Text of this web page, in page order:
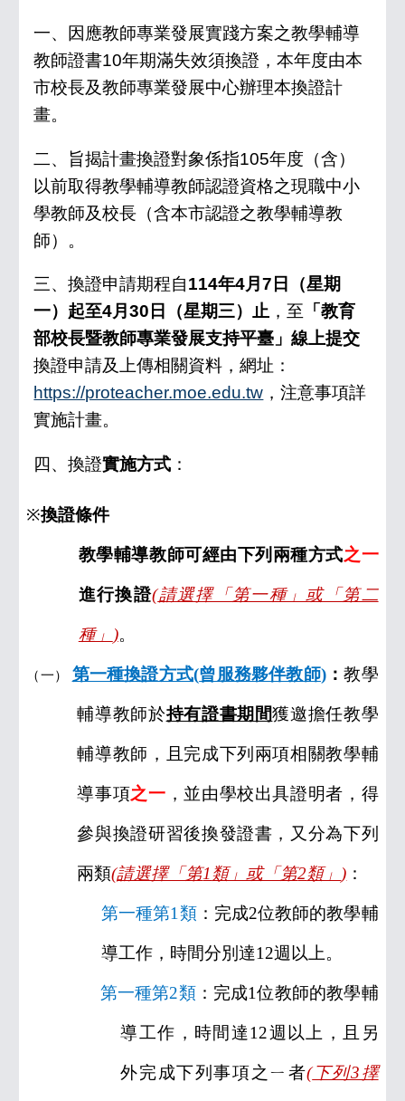
一、因應教師專業發展實踐方案之教學輔導
教師證書10年期滿失效須換證，本年度由本
市校長及教師專業發展中心辦理本換證計
畫。
二、 旨揭計畫換證對象係指105年度（含）
以前取得教學輔導教師認證資格之現職中小
學教師及校長（含本市認證之教學輔導教
師） 。
三、換證申請期程自114年4月7 日（星期
一）起至4月30 日（星期三）止 ，至 「教育
部校長暨教師專業發展支持平臺」線上提交
換證申請及上傳相關資料，網址：
https://proteacher.moe.edu.tw ，注意事項詳
實施計畫。
四、換證實施方式 ：
※換證條件
教學輔導教師可經由下列兩種方式之一
進行換證(請選擇「第一種」或「第二
種」 )。
（一） 第一種換證方式(曾服務夥伴教師)：教學
輔導教師於持有證書期間獲邀擔任教學
輔導教師，且完成下列兩項相關教學輔
導事項之一 ，並由學校出具證明者，得
參與換證研習後換發證書，又分為下列
兩類(請選擇「第1類」或「第2類」 ) ：
第一種第1 類：完成2位教師的教學輔
導工作，時間分別達12週以上。
第一種第2類：完成1位教師的教學輔
導工作，時間達12週以上，且另
外完成下列事項之ㄧ者(下列3擇